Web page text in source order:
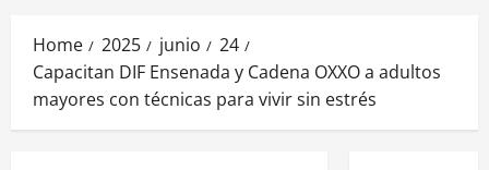
Home 2025 junio
24
Capacitan DIF Ensenada y Cadena OXXO a adultos
mayores con técnicas para vivir sin estrés